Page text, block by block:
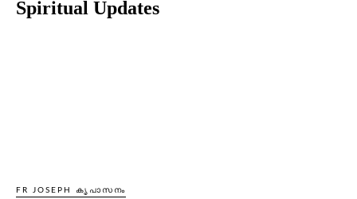
Spiritual Updates
FR JOSEPH കൃപാസനം